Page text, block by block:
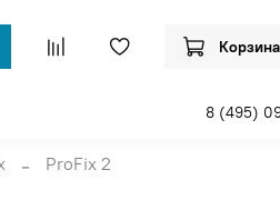
Корзина
8 (495)
ProFix 2